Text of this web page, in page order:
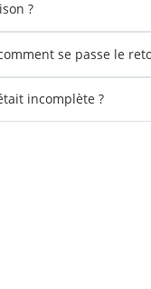
?
se passe le
incomplète ?